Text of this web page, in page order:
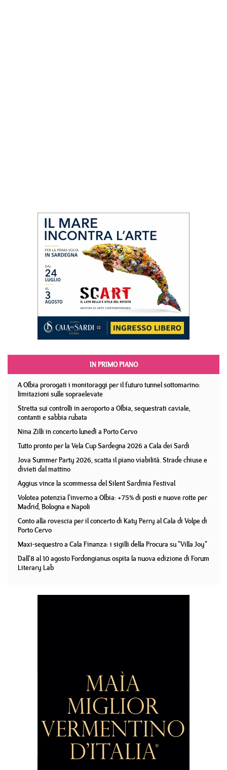
IN PRIMO PIANO
A Olbia prorogati i monitoraggi per il futuro tunnel sottomarino:
limitazioni sulle sopraelevate
Stretta sui controlli in aeroporto a Olbia, sequestrati caviale,
contanti e sabbia rubata
Nina Zilli in concerto lunedì a Porto Cervo
Tutto pronto per la Vela Cup Sardegna 2026 a Cala dei Sardi
Jova Summer Party 2026, scatta il piano viabilità. Strade chiuse e
divieti dal mattino
Aggius vince la scommessa del Silent Sardinia Festival
Volotea potenzia l'inverno a Olbia: +75% di posti e nuove rotte per
Madrid, Bologna e Napoli
Conto alla rovescia per il concerto di Katy Perry al Cala di Volpe di
Porto Cervo
Maxi-sequestro a Cala Finanza: i sigilli della Procura su "Villa Joy"
Dall'8 al 10 agosto Fordongianus ospita la nuova edizione di Forum
Literary Lab